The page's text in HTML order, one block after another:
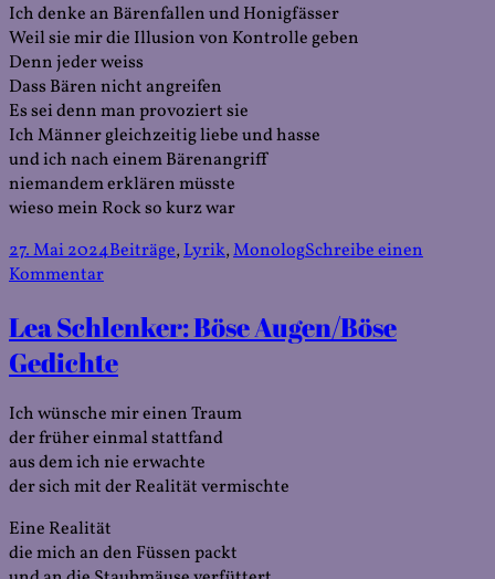
Ich denke an Bärenfallen und Honigfässer
Weil sie mir die Illusion von Kontrolle geben
Denn jeder weiss
Dass Bären nicht angreifen
Es sei denn man provoziert sie
Ich Männer gleichzeitig liebe und hasse
und ich nach einem Bärenangriff
niemandem erklären müsste
wieso mein Rock so kurz war
Veröffentlicht
am
27. Mai 2024Kategorien
Beiträge,Lyrik,MonologSchreibe einen
Kommentarzu
Schlenker:
Der
Bär
Lea Schlenker: Böse Augen/Böse
Gedichte
Ich wünsche mir einen Traum
der früher einmal stattfand
aus dem ich nie erwachte
der sich mit der Realität vermischte
Eine Realität
die mich an den Füssen packt